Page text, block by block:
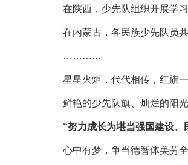
在陕西，少先队组织开展学
在内蒙古，各民族少先队员
…………
星星火炬，代代相传，红旗
鲜艳的少先队旗、灿烂的阳
“努力成长为堪当强国建设、
心中有梦，争当德智体美劳